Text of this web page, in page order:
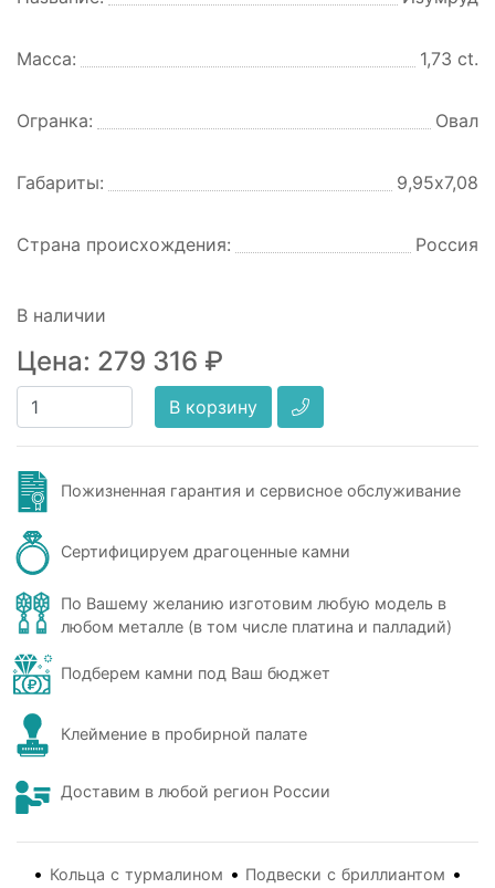
Масса: 1,73 ct.
Огранка: Овал
Габариты: 9,95х7,08
Страна происхождения: Россия
В наличии
Цена: 279 316 ₽
В корзину
Пожизненная гарантия и сервисное обслуживание
Сертифицируем драгоценные камни
По Вашему желанию изготовим любую модель в
любом металле (в том числе платина и палладий)
Подберем камни под Ваш бюджет
Клеймение в пробирной палате
Доставим в любой регион России
• Кольца с турмалином • Подвески с бриллиантом •